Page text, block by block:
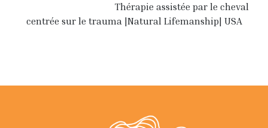
Thérapie assistée par le cheval
centrée sur le trauma |Natural Lifemanship| USA